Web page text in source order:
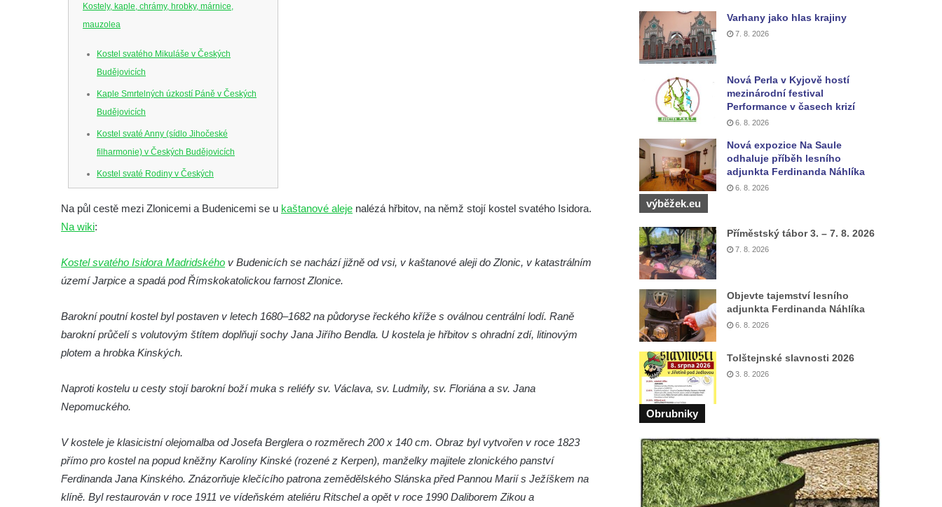
Kostely, kaple, chrámy, hrobky, márnice,
mauzolea
Kostel svatého Mikuláše v Českých
Budějovicích
Kaple Smrtelných úzkostí Páně v Českých
Budějovicích
Kostel svaté Anny (sídlo Jihočeské
filharmonie) v Českých Budějovicích
Kostel svaté Rodiny v Českých
Budějovicích
Kostel Obětování Panny Marie u kláštera
Kaple na křižovatce ulic Budějovická a
Bývalý kostel svatých Filipa a Jakuba na
náměstí J. V. Kamarýta ve Velešíně
Kaple na hřbitově ve Velešíně
Kostel svatého Ducha v poutním areálu
Římov
Křížová cesta Římov – XXV. kaple – Boží
hrob
Na půl cestě mezi Zlonicemi a Budenicemi se u kaštanové aleje nalézá hřbitov, na němž stojí kostel svatého Isidora.
Na wiki:
Kostel svatého Isidora Madridského v Budenicích se nachází jižně od vsi, v kaštanové aleji do Zlonic, v katastrálním
území Jarpice a spadá pod Římskokatolickou farnost Zlonice.
Barokní poutní kostel byl postaven v letech 1680–1682 na půdoryse řeckého kříže s oválnou centrální lodí. Raně
barokní průčelí s volutovým štítem doplňují sochy Jana Jiřího Bendla. U kostela je hřbitov s ohradní zdí, litinovým
plotem a hrobka Kinských.
Naproti kostelu u cesty stojí barokní boží muka s reliéfy sv. Václava, sv. Ludmily, sv. Floriána a sv. Jana
Nepomuckého.
V kostele je klasicistní olejomalba od Josefa Berglera o rozměrech 200 x 140 cm. Obraz byl vytvořen v roce 1823
přímo pro kostel na popud kněžny Karolíny Kinské (rozené z Kerpen), manželky majitele zlonického panství
Ferdinanda Jana Kinského. Znázorňuje klečícího patrona zemědělského Slánska před Pannou Marií s Ježíškem na
klíně. Byl restaurován v roce 1911 ve vídeňském ateliéru Ritschel a opět v roce 1990 Daliborem Zikou a
Varhany jako hlas krajiny
7. 8. 2026
Nová Perla v Kyjově hostí
mezinárodní festival
Performance v časech krizí
6. 8. 2026
Nová expozice Na Saule
odhaluje příběh lesního
adjunkta Ferdinanda Náhlíka
6. 8. 2026
výběžek.eu
Příměstský tábor 3. – 7. 8. 2026
7. 8. 2026
Objevte tajemství lesního
adjunkta Ferdinanda Náhlíka
6. 8. 2026
Tolštejnské slavnosti 2026
3. 8. 2026
Obrubniky